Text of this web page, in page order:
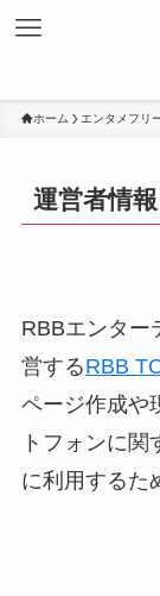
ホーム エンタメフリ
運営者情報
RBBエンター
営するRBB
ページ作成や
トフォンに
に利用するた